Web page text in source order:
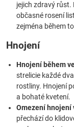
jejich zdravý růst.
občasné rosení
zejména během
Hnojení
Hnojení během
strelicie každé
rostliny. Hnojení
a bohaté kvetení.
Omezení hnojení
přechází do